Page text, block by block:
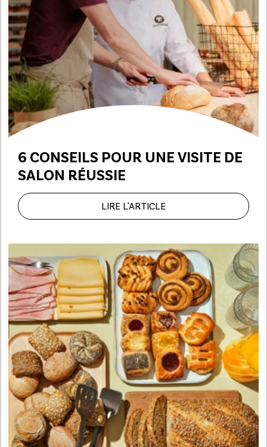
6 CONSEILS POUR UNE VISITE DE
SALON RÉUSSIE
LIRE L'ARTICLE